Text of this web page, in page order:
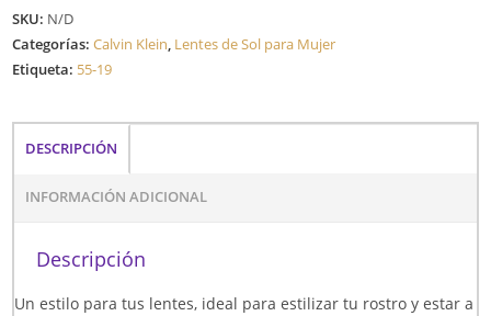
SKU: N/D
Categorías:Calvin Klein, Lentes de Sol para Mujer
Etiqueta: 55-19
DESCRIPCIÓN
INFORMACIÓN ADICIONAL
Descripción
Un estilo para tus lentes, ideal para estilizar tu rostro y estar a